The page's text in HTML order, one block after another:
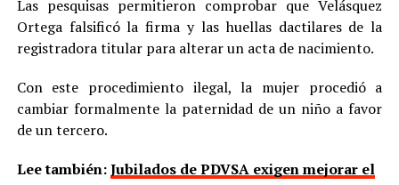
Las pesquisas permitieron comprobar que Velásquez
Ortega falsificó la firma y las huellas dactilares de la
registradora titular para alterar un acta de nacimiento.
Con este procedimiento ilegal, la mujer procedió a
cambiar formalmente la paternidad de un niño a favor
de un tercero.
Lee también:Jubilados de PDVSA exigen mejorar el